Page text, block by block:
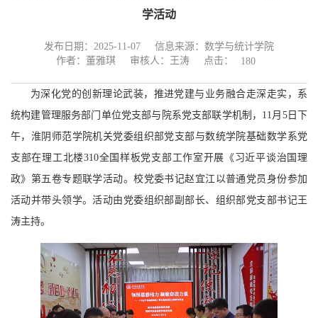
学活动
发布日期：2025-11-07
信息来源：数学与统计学院
作者：董雅琪
审核人：王涛 点击： 180
为深化党的创新理论武装，推进党建与业务融合走深走实，系
统构建管理服务部门单位党支部与院系党支部联学机制，11月5日下
午，淮阴师范学院机关党委组织部党支部与数统学院基础数学系党
支部在理工北楼310全国样板党支部工作室开展《习近平谈治国理
政》第五卷专题联学活动。校党委书记赵宜江以普通党员身份参加
活动并带头领学。活动由党委组织部副部长、组织部党支部书记王
涛主持。